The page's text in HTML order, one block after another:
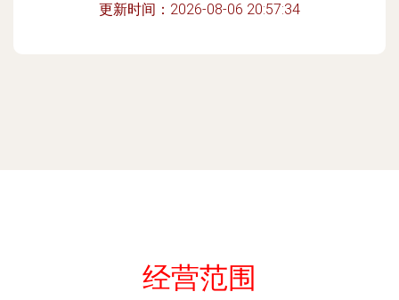
更新时间：2026-08-06 20:57:34
经营范围